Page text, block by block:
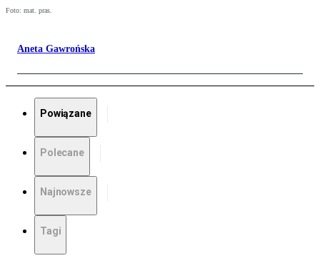
Foto: mat. pras.
Aneta Gawrońska
Powiązane
Polecane
Najnowsze
Tagi